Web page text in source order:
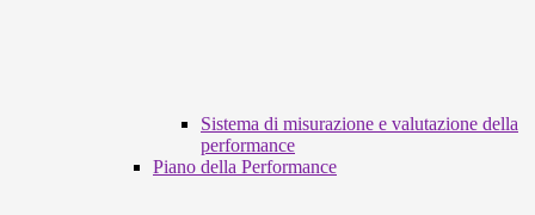
Sistema di misurazione e valutazione della
performance
Piano della Performance